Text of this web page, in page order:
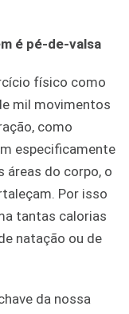
é pé-de-valsa
físico como
mil movimentos
como
especificamente
áreas do corpo, o
Por isso
tantas calorias
natação ou de
da nossa